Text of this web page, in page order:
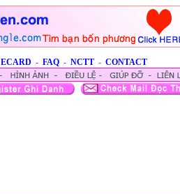
ECARD - FAQ - NCTT - CONTACT